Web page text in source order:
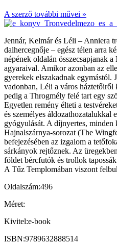
A szerző további művei »
Jennár, Kelmár és Léli – Anniera
dalhercegnője – egész télen arra
népének oldalán összecsapjanak
agyaraival. Amikor azonban az
gyerekek elszakadnak egymástól.
vadonban, Léli a város
pedig a Throgmély felé tart egy
Egyetlen remény élteti a
és személyes
gyógyulását. A díjnyertes,
Hajnalszárnya-sorozat (The
befejezésében az izgalom a
sárkányok rejtőznek. Az
földet bércfutók és trollok
A Tűz Templomában viszont
Oldalszám:496
Méret:
Kivitel:e-book
ISBN:9789632888514